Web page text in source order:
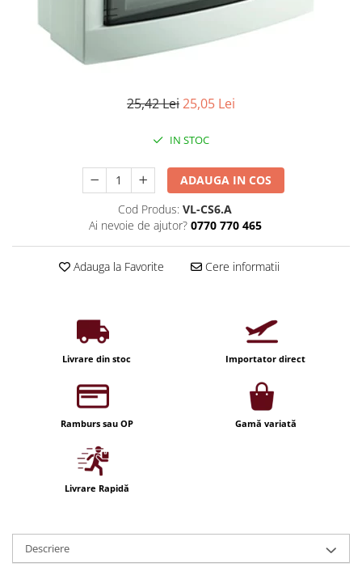
Iluminat arhitectural
Lampadare
Becuri LED Smart
Becuri LED cu filament
Corpuri de emergenta
Lustre LED
Profil banda LED
Fotosenzori si Senzori de miscare
Sina Magnetica Slim LIMBO
Iluminat decorativ de Craciun
25,42 Lei25,05 Lei
IN STOC
ADAUGA IN COS
Cod Produs: VL-CS6.A
Ai nevoie de ajutor? 0770 770 465
Adauga la Favorite Cere informatii
Livrare din stoc Importator direct
Ramburs sau OP Gamă variată
Livrare Rapidă
Descriere